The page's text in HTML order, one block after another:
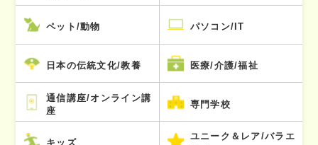
ペット/動物 パソコン/IT
日本の伝統文化/教養 医療/介護/福祉
通信講座/オンライン講
座
専門学校
キッズ
ユニーク＆レア/バラエ